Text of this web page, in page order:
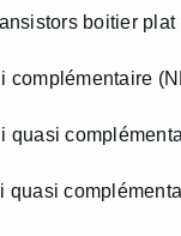
boitier plat
complémentaire
quasi
quasi